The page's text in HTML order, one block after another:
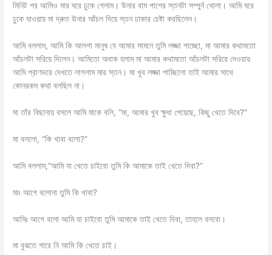
মিনিট পর আমিও মার ঘরে ঢুকে গেলাম। উনার বাম পাশের স্তনটা সম্পুর্ন খোলা। আমি ঘরে
ঢুকে যাওয়ায় মা দ্রুত উনার আঁচল দিয়ে স্তন ঢাকার চেষ্টা করছিলেন।
আমি বললাম, আমি কি আলগা মানুষ যে আমার সামনে তুমি লজ্জা পাচ্ছো, মা আমার কথামতো
আঁচলটা সরিয়ে দিলেন। আমিতো অবাক হলাম মা আমার কথামতো আঁচলটা সরিয়ে দেওয়ায়
আমি প্রাণভরে দেখতে লাগলাম মার স্তন। মা খুব লজ্জা পাচ্ছিলো তাই আমার সাথে
কোনরকম কথা বলছিল না।
মা তাঁর বিছানায় বসলে আমি মাকে বলি, “মা, আমার খুব ক্ষুধা পেয়েছে, কিছু খেতে দিবে?”
মা বললো, “কি খাবা বলো?”
আমি বললাম,“আমি যা খেতে চাইবো তুমি কি আমাকে তাই খেতে দিবা?”
মাঃ আগে বলোনা তুমি কি খাবা?
আমিঃ আগে বলো আমি যা চাইবো তুমি আমাকে তাই খেতে দিবা, তাহলে বলবো।
মা বুঝতে পারে নি আমি কি খেতে চাই।